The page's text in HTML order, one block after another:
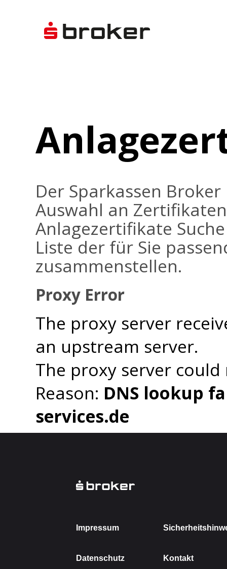
Der Sparkassen
Auswahl an
Anlagezertifikate
Liste der für Sie
zusammenstellen.
Proxy Error
The proxy server
an upstream server.
The proxy server
Reason: DNS lookup
services.de